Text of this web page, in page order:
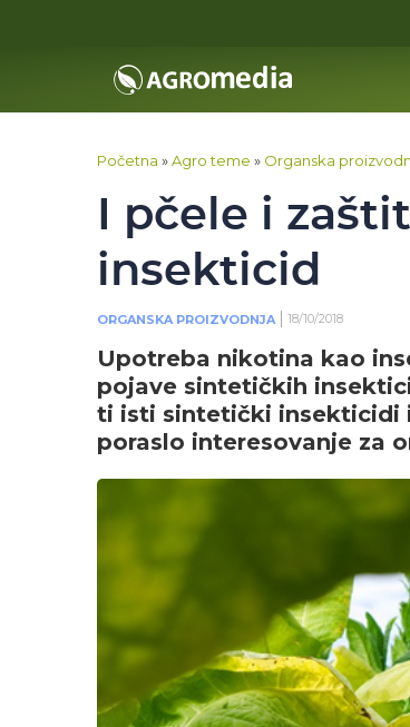
Početna »Agro teme » Organska
I pčele i
insekticid
ORGANSKA PROIZVODNJA 18/10/2018
Upotreba nikotina kao
pojave sintetičkih
ti isti sintetički insekticidi
poraslo interesovanje za